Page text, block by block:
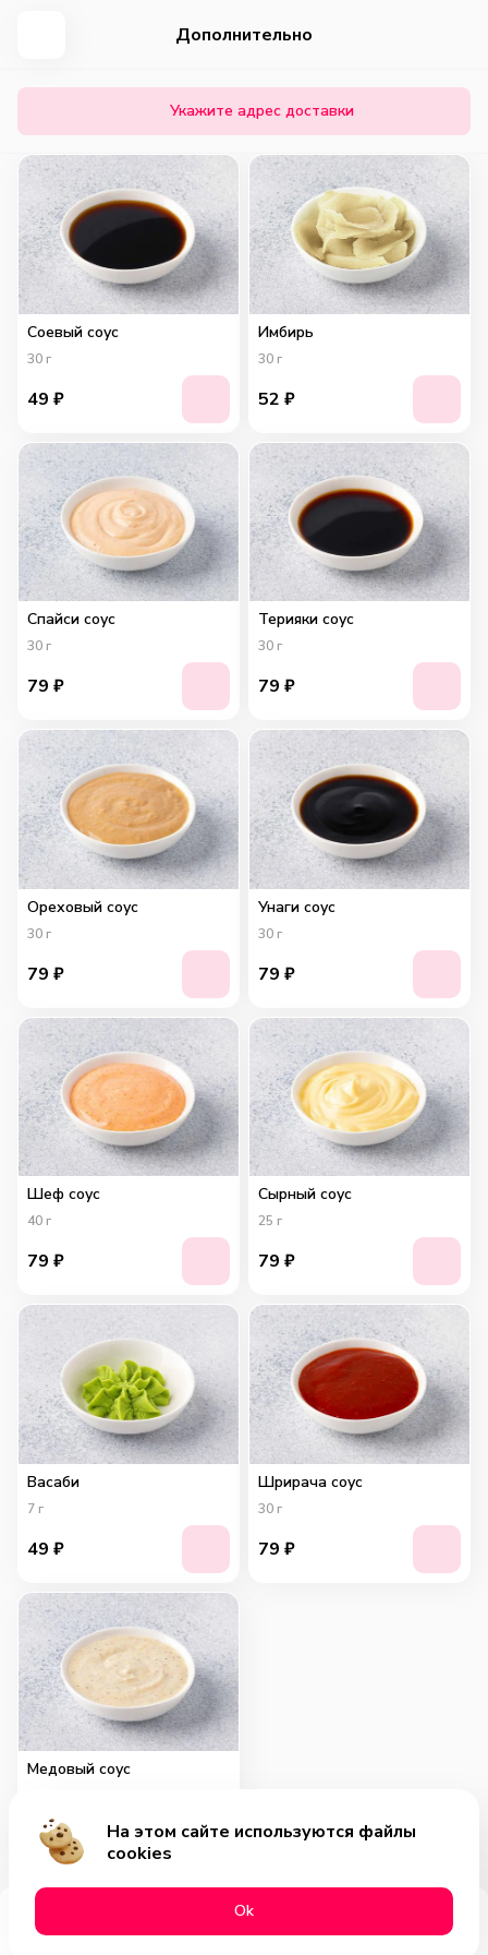
Дополнительно
Укажите адрес доставки
Соевый соус
30 г
49 ₽
Имбирь
30 г
52 ₽
Спайси соус
30 г
79 ₽
Терияки соус
30 г
79 ₽
Ореховый соус
30 г
79 ₽
Унаги соус
30 г
79 ₽
Шеф соус
40 г
79 ₽
Сырный соус
25 г
79 ₽
Васаби
7 г
49 ₽
Шрирача соус
30 г
79 ₽
Медовый соус
79₽
На этом сайте используются файлы
cookies
Оk